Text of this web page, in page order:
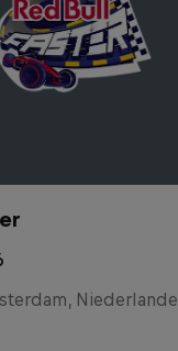
Niederlande